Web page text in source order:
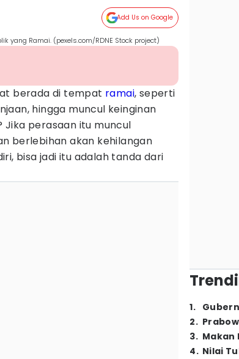
Add Us on Google
yang Ramai. (pexels.com/RDNE Stock project)
berada di tempat ramai, seperti
hingga muncul keinginan
Jika perasaan itu muncul
berlebihan akan kehilangan
bisa jadi itu adalah tanda dari
1.
2.
3. Makan
4. Nilai